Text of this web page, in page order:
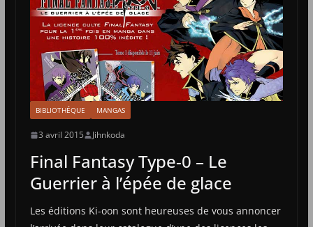
BIBLIOTHÉQUE MANGAS
3 avril 2015 Jihnkoda
Final Fantasy Type-0 – Le
Guerrier à l’épée de glace
Les éditions Ki-oon sont heureuses de vous annoncer